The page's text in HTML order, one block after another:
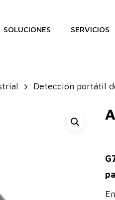
SOLUCIONES SERVICIOS
Detección portátil